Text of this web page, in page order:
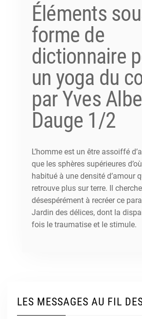
Éléments
forme de
dictionnaire
un yoga du
par Yves
Dauge 1/2
L’homme est un être assoiffé
que les sphères supérieures
habitué à une densité d’amour
retrouve plus sur terre. Il
désespérément à recréer ce
Jardin des délices, dont la
fois le traumatise et le stimule.
LES MESSAGES AU FIL